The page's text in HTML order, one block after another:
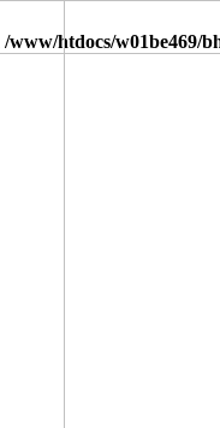
/www/htdocs/w01be469/